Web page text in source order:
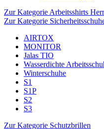
Zur Kategorie Arbeitsshirts
Zur Kategorie
AIRTOX
MONITOR
Jalas TIO
Wasserdichte
Winterschuhe
S1
S1P
S2
S3
Zur Kategorie Schutzbrillen